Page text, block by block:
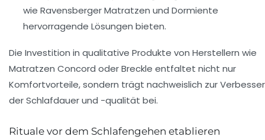
wie Ravensberger Matratzen und Dormiente
hervorragende Lösungen bieten.
Die Investition in qualitative Produkte von Herstellern wie
Matratzen Concord oder Breckle entfaltet nicht nur
Komfortvorteile, sondern trägt nachweislich zur
der Schlafdauer und -qualität bei.
Rituale vor dem Schlafengehen etablieren